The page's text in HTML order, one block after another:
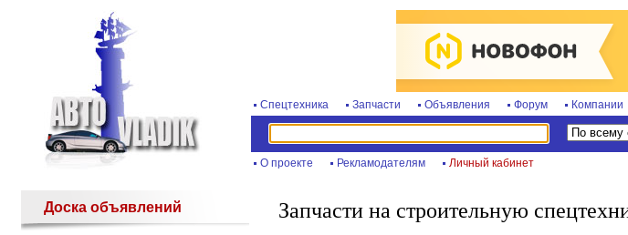
Спецтехника Запчасти Объявления Форум Компании
О проекте Рекламодателям Личный кабинет
Доска объявлений Запчасти на строительную